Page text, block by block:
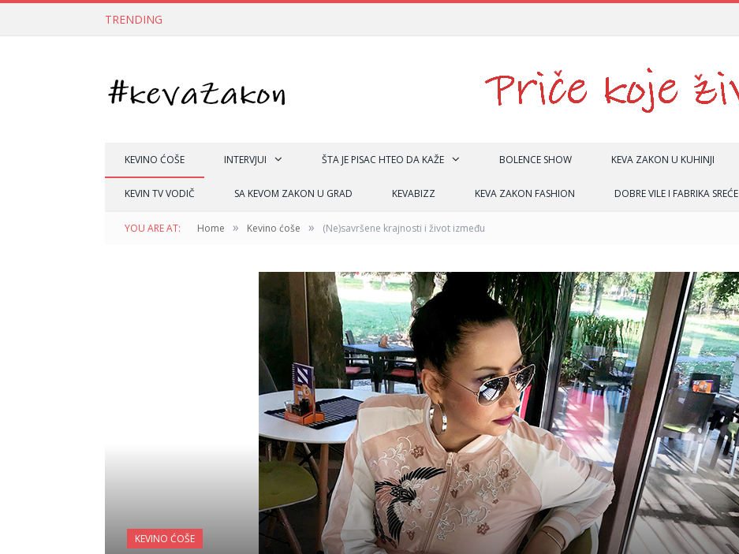
TRENDING
KEVINO ĆOŠE INTERVJUI ŠTA JE PISAC HTEO DA KAŽE BOLENCE SHOW KEVA ZAKON U KUHINJI
KEVIN TV VODIČ SA KEVOM ZAKON U GRAD KEVABIZZ KEVA ZAKON FASHION DOBRE VILE I FABRIKA SREĆE
YOU ARE AT: Home » Kevino ćoše » (Ne)savršene krajnosti i život između
KEVINO ĆOŠE